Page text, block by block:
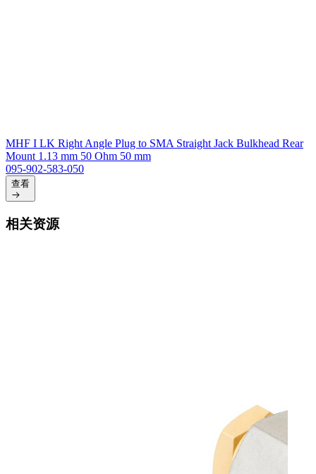
MHF I LK Right Angle Plug to SMA Straight Jack Bulkhead Rear
Mount 1.13 mm 50 Ohm 50 mm
095-902-583-050
查看
相关资源